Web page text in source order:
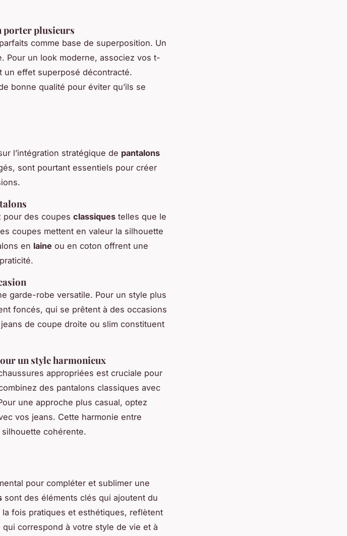
porter plusieurs
comme base de superposition. Un
Pour un look moderne, associez vos t-
un effet superposé décontracté.
bonne qualité pour éviter qu’ils se
l’intégration stratégique de pantalons
sont pourtant essentiels pour créer
pour des coupes classiques telles que le
coupes mettent en valeur la silhouette
en laine ou en coton offrent une
garde-robe versatile. Pour un style plus
foncés, qui se prêtent à des occasions
de coupe droite ou slim constituent
un style harmonieux
appropriées est cruciale pour
des pantalons classiques avec
une approche plus casual, optez
vos jeans. Cette harmonie entre
cohérente.
pour compléter et sublimer une
sont des éléments clés qui ajoutent du
fois pratiques et esthétiques, reflètent
correspond à votre style de vie et à